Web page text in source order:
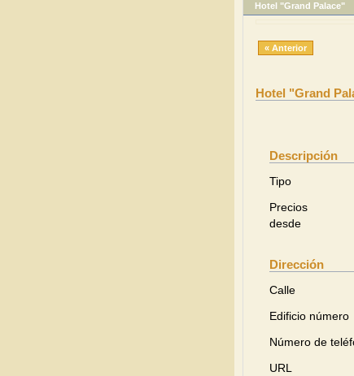
Hotel "Grand Palace"
« Anterior
Hotel "Grand
Descripción
Tipo
Precios
desde
Dirección
Calle
Edificio número
Número de
URL